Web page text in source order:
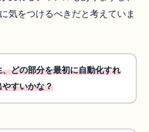
気をつけるべきだと考えていま
、どの部分を最初に自動化すれ
やすいかな？